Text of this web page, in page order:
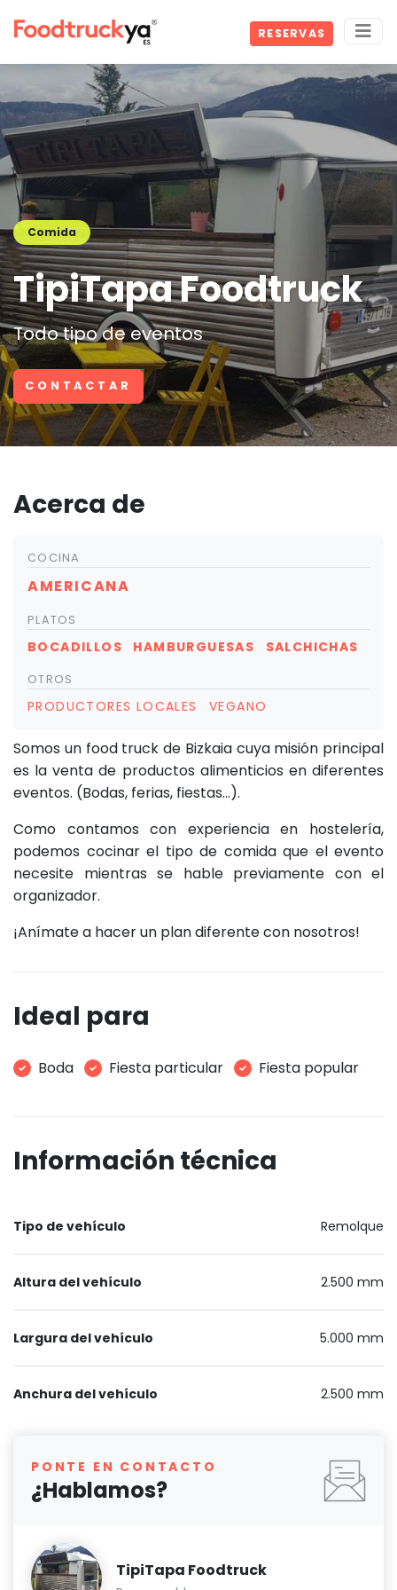
RESERVAS
Comida
TipiTapa Foodtruck
Todo tipo de eventos
CONTACTAR
Acerca de
COCINA
AMERICANA
PLATOS
BOCADILLOS HAMBURGUESAS SALCHICHAS
OTROS
PRODUCTORES LOCALES VEGANO
Somos un food truck de Bizkaia cuya misión principal
es la venta de productos alimenticios en diferentes
eventos. (Bodas, ferias, fiestas…).
Como contamos con experiencia en hostelería,
podemos cocinar el tipo de comida que el evento
necesite mientras se hable previamente con el
organizador.
¡Anímate a hacer un plan diferente con nosotros!
Ideal para
Boda Fiesta particular Fiesta popular
Información técnica
Tipo de vehículo Remolque
Altura del vehículo 2.500 mm
Largura del vehículo 5.000 mm
Anchura del vehículo 2.500 mm
PONTE EN CONTACTO
¿Hablamos?
TipiTapa Foodtruck